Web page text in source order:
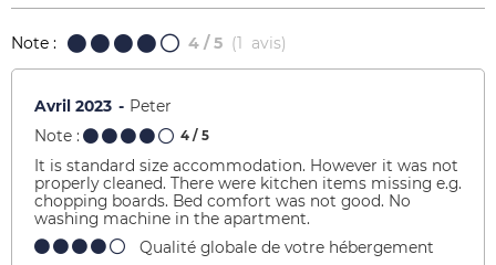
Note : 4 / 5 (1 avis)
Avril 2023
Peter
Note :
4 / 5
It is standard size accommodation. However it was not
properly cleaned. There were kitchen items missing e.g.
chopping boards. Bed comfort was not good. No
washing machine in the apartment.
Qualité globale de votre hébergement